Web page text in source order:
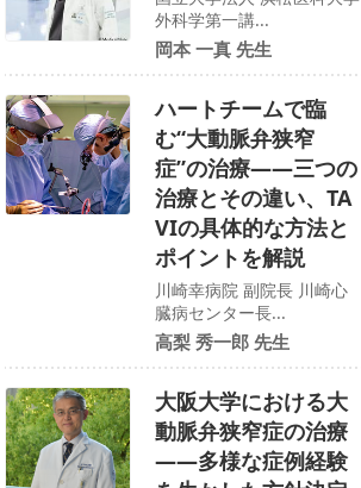
外科学第一講...
岡本 一真 先生
ハートチームで臨
む“大動脈弁狭窄
症”の治療——三つの
治療とその違い、TA
VIの具体的な方法と
ポイントを解説
川崎幸病院 副院長 川崎心
臓病センター長...
高梨 秀一郎 先生
大阪大学における大
動脈弁狭窄症の治療
――多様な症例経験